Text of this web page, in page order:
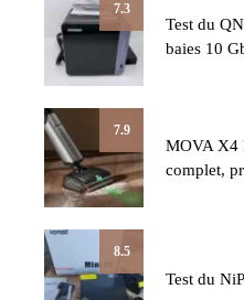
7.3
Test du
baies 10
7.9
MOVA X4
complet,
8.5
Test du